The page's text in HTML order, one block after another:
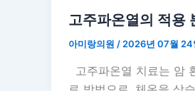
고주파온열의 적용
아미랑의원 /2026년 07월 24
고주파온열 치료는 암